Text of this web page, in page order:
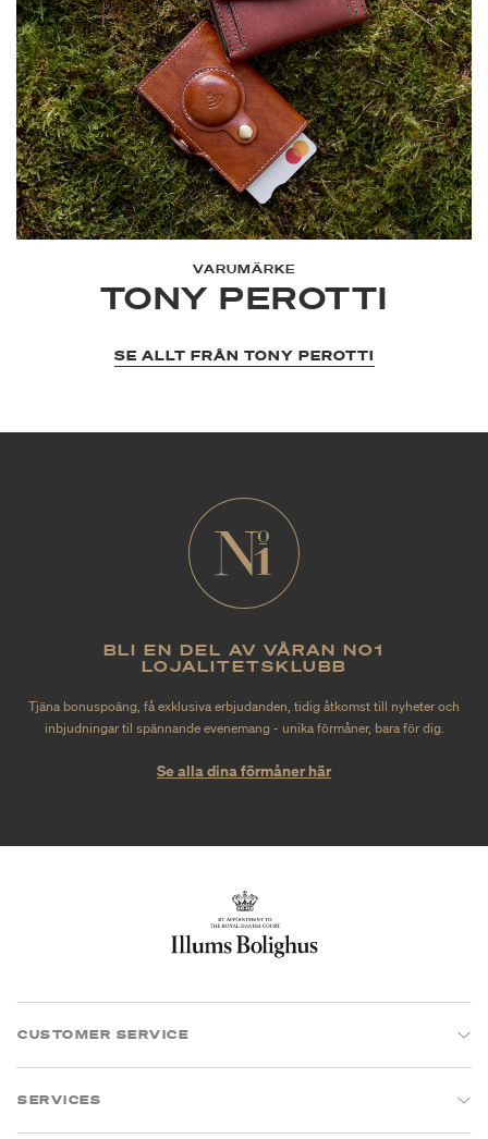
VARUMÄRKE
TONY PEROTTI
SE ALLT FRÅN TONY PEROTTI
BLI EN DEL AV VÅRAN NO1
LOJALITETSKLUBB
Tjäna bonuspoäng, få exklusiva erbjudanden, tidig åtkomst till nyheter och
inbjudningar til spännande evenemang - unika förmåner, bara för dig.
Se alla dina förmåner här
CUSTOMER SERVICE
SERVICES